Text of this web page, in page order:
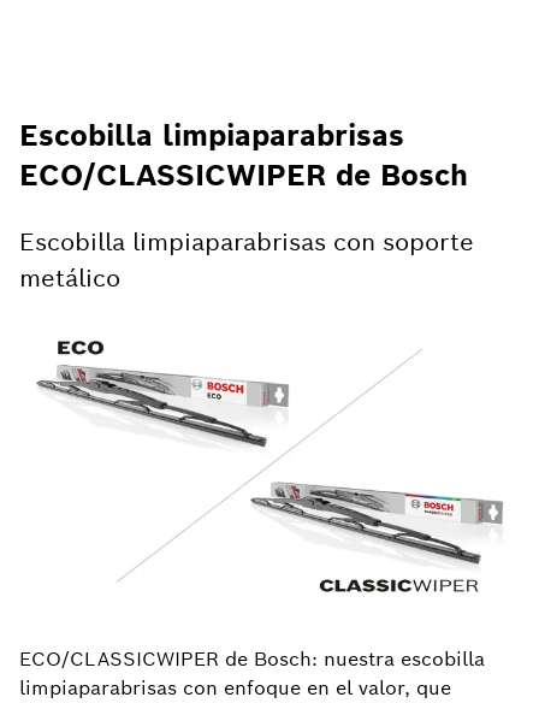
Escobilla limpiaparabrisas
ECO/CLASSICWIPER de Bosch
Escobilla limpiaparabrisas con soporte
metálico
ECO/CLASSICWIPER de Bosch: nuestra escobilla
limpiaparabrisas con enfoque en el valor, que